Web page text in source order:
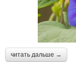
читать дальше →